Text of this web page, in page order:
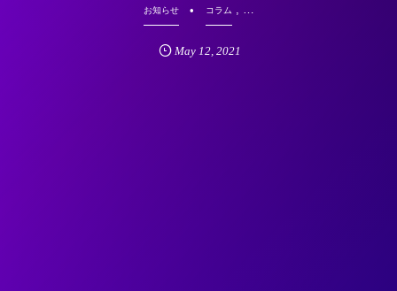
お知らせ コラム
May 12 ,2021